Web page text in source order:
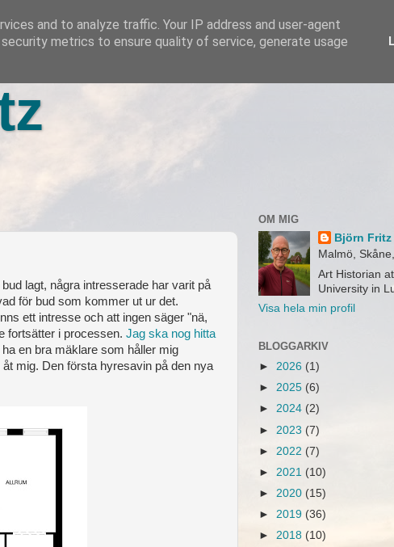
lagt, några intresserade har varit på
för bud som kommer ut ur det.
ett intresse och att ingen säger "nä,
fortsätter i processen. Jag ska nog hitta
en bra mäklare som håller mig
mig. Den första hyresavin på den nya
OM MIG
Björn Fritz
Malmö,
Art Historian
University in
Visa hela min profil
BLOGGARKIV
► 2026 (1)
► 2025 (6)
► 2024 (2)
► 2023 (7)
► 2022 (7)
► 2021 (10)
► 2020 (15)
► 2019 (36)
► 2018 (10)
and to analyze traffic. Your IP address and user-agent
metrics to ensure quality of service, generate usage